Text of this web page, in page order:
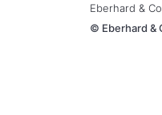
Eberhard &
© Eberhard &